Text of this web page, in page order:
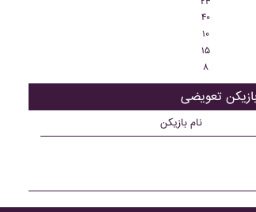
۴۰
۱۰
۱۵
۸
نام بازیکن